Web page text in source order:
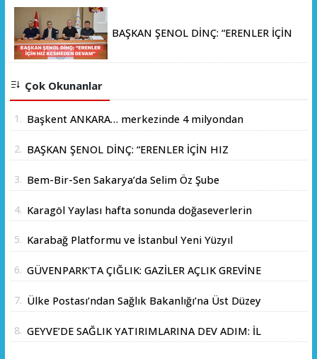
BAŞKAN ŞENOL DİNÇ: “ERENLER İÇİN
Çok Okunanlar
1. Başkent ANKARA… merkezinde 4 milyondan
2. BAŞKAN ŞENOL DİNÇ: “ERENLER İÇİN HIZ
3. Bem-Bir-Sen Sakarya’da Selim Öz Şube
4. Karagöl Yaylası hafta sonunda doğaseverlerin
5. Karabağ Platformu ve İstanbul Yeni Yüzyıl
Memorandumu İmzalandı
6. GÜVENPARK'TA ÇIĞLIK: GAZİLER AÇLIK GREVİNE
7. Ülke Postası’ndan Sağlık Bakanlığı’na Üst Düzey
8. GEYVE’DE SAĞLIK YATIRIMLARINA DEV ADIM: İL